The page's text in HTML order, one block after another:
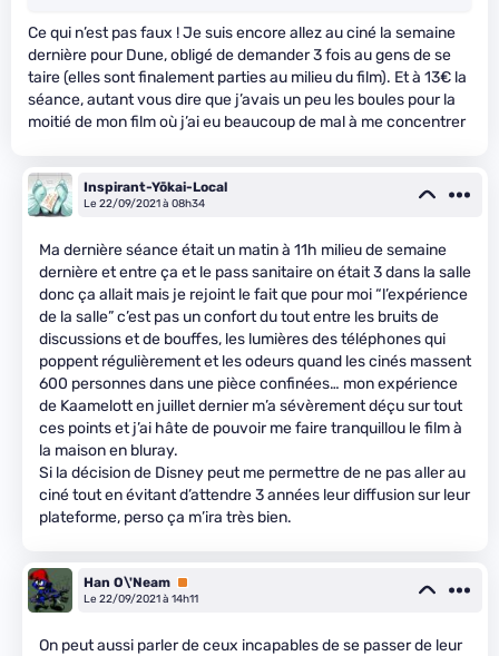
Ce qui n’est pas faux ! Je suis encore allez au ciné la semaine
dernière pour Dune, obligé de demander 3 fois au gens de se
taire (elles sont finalement parties au milieu du film). Et à 13€ la
séance, autant vous dire que j’avais un peu les boules pour la
moitié de mon film où j’ai eu beaucoup de mal à me concentrer
Inspirant-Yōkai-Local
Le 22/09/2021 à 08h34
Ma dernière séance était un matin à 11h milieu de semaine
dernière et entre ça et le pass sanitaire on était 3 dans la salle
donc ça allait mais je rejoint le fait que pour moi “l’expérience
de la salle” c’est pas un confort du tout entre les bruits de
discussions et de bouffes, les lumières des téléphones qui
poppent régulièrement et les odeurs quand les cinés massent
600 personnes dans une pièce confinées… mon expérience
de Kaamelott en juillet dernier m’a sévèrement déçu sur tout
ces points et j’ai hâte de pouvoir me faire tranquillou le film à
la maison en bluray.
Si la décision de Disney peut me permettre de ne pas aller au
ciné tout en évitant d’attendre 3 années leur diffusion sur leur
plateforme, perso ça m’ira très bien.
Han O\'Neam Premium
Le 22/09/2021 à 14h11
On peut aussi parler de ceux incapables de se passer de leur